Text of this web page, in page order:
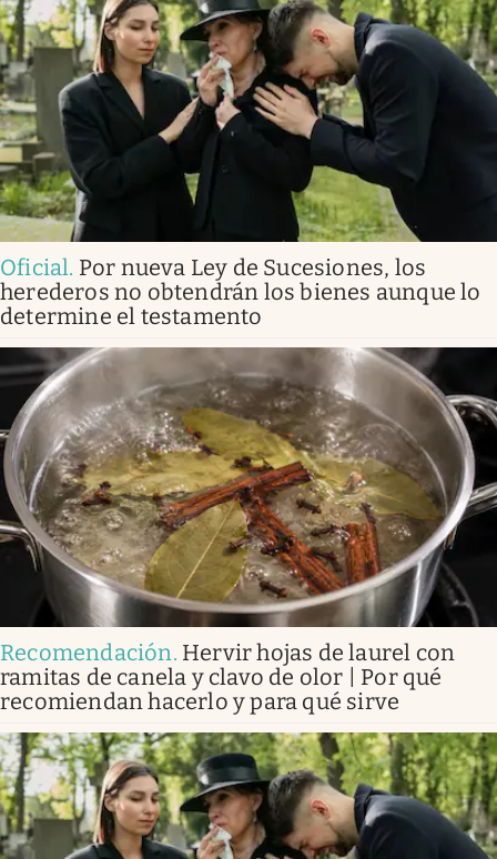
Oficial. Por nueva Ley de Sucesiones, los
herederos no obtendrán los bienes aunque lo
determine el testamento
Recomendación. Hervir hojas de laurel con
ramitas de canela y clavo de olor | Por qué
recomiendan hacerlo y para qué sirve